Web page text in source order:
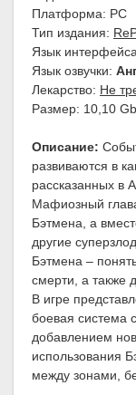
Платформа: PC
Тип издания:
Язык
Язык озвучки:
Лекарство: Не
Размер: 10,10 Gb
Описание:
развиваются в
рассказанных в
Мафиозный
Бэтмена, а
другие
Бэтмена –
смерти, а также
В игре
боевая система
добавлением
использования
между зонами,